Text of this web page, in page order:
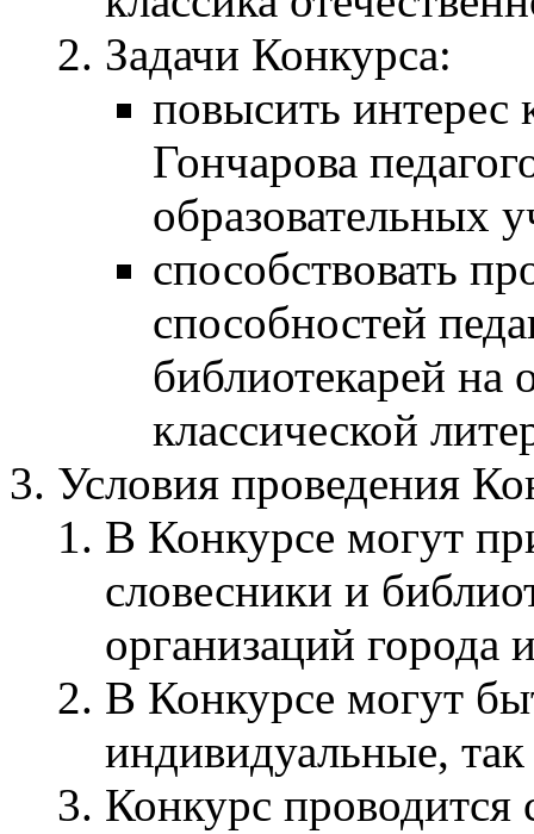
Задачи Конкурса:
повысить
Гончарова
образовательных
способствовать
способностей
библиотекарей
классической
Условия проведения
В Конкурсе могут
словесники и
организаций города
В Конкурсе могут
индивидуальные,
Конкурс проводится